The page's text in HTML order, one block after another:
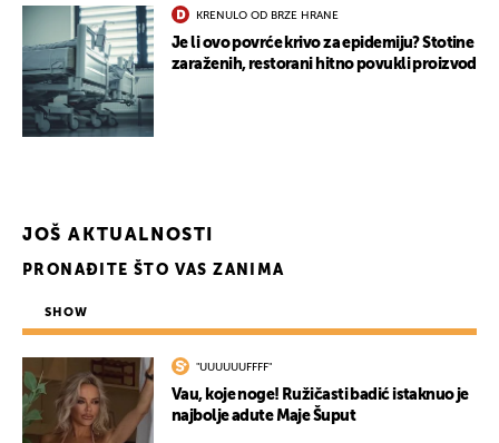
KRENULO OD BRZE HRANE
Je li ovo povrće krivo za epidemiju? Stotine
zaraženih, restorani hitno povukli proizvod
JOŠ AKTUALNOSTI
PRONAĐITE ŠTO VAS ZANIMA
SHOW
"UUUUUUFFFF"
Vau, koje noge! Ružičasti badić istaknuo je
najbolje adute Maje Šuput